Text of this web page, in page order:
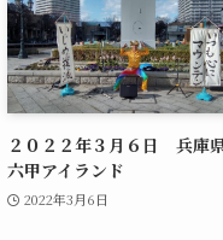
２０２２年３月６日 兵庫
六甲アイランド
2022年3月6日